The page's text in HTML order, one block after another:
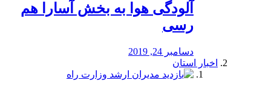
آلودگی هوا به بخش آسارا هم
رسی
دسامبر 24, 2019
اخبار استان